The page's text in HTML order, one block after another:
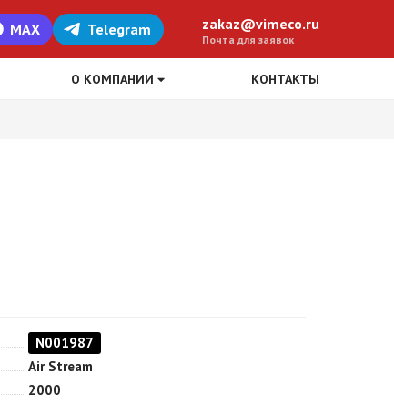
MAX Telegram zakaz@vimeco.ru
Почта для заявок
О КОМПАНИИ КОНТАКТЫ
N001987
Air Stream
2000